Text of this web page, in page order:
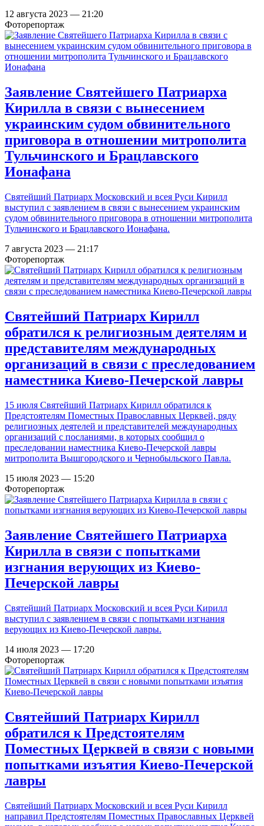
12 августа 2023 — 21:20
Фоторепортаж
Заявление Святейшего Патриарха
Кирилла в связи с вынесением
украинским судом обвинительного
приговора в отношении митрополита
Тульчинского и Брацлавского
Ионафана
Святейший Патриарх Московский и всея Руси Кирилл
выступил с заявлением в связи с вынесением украинским
судом обвинительного приговора в отношении митрополита
Тульчинского и Брацлавского Ионафана.
7 августа 2023 — 21:17
Фоторепортаж
Святейший Патриарх Кирилл
обратился к религиозным деятелям и
представителям международных
организаций в связи с преследованием
наместника Киево-Печерской лавры
15 июля Святейший Патриарх Кирилл обратился к
Предстоятелям Поместных Православных Церквей, ряду
религиозных деятелей и представителей международных
организаций с посланиями, в которых сообщил о
преследовании наместника Киево-Печерской лавры
митрополита Вышгородского и Чернобыльского Павла.
15 июля 2023 — 15:20
Фоторепортаж
Заявление Святейшего Патриарха
Кирилла в связи с попытками
изгнания верующих из Киево-
Печерской лавры
Святейший Патриарх Московский и всея Руси Кирилл
выступил с заявлением в связи с попытками изгнания
верующих из Киево-Печерской лавры.
14 июля 2023 — 17:20
Фоторепортаж
Святейший Патриарх Кирилл
обратился к Предстоятелям
Поместных Церквей в связи с новыми
попытками изъятия Киево-Печерской
лавры
Святейший Патриарх Московский и всея Руси Кирилл
направил Предстоятелям Поместных Православных Церквей